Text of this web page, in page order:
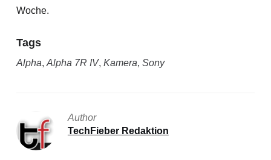
Woche.
Tags
Alpha, Alpha 7R IV, Kamera, Sony
Author
TechFieber Redaktion